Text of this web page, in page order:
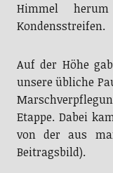
Himmel
Kondensstreifen.
Auf der Höhe
unsere übliche
Etappe. Dabei
von der aus
Beitragsbild).